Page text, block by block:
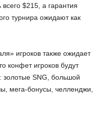
всего $215, а гарантия
турнира ожидают как
игроков также ожидает
конфет игроков будут
золотые SNG, большой
мега-бонусы, челленджи,